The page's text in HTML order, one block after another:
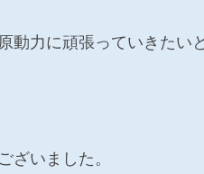
動力に頑張っていきたい
ざいました。